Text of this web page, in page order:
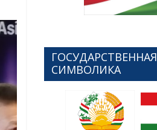
ГОСУДАРСТВЕННАЯ
СИМВОЛИКА